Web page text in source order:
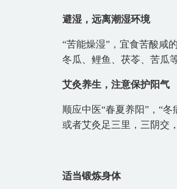
避湿，远离潮湿环境
“苦能燥湿”，宜食苦酸咸
冬瓜、鲤鱼、茯苓、苦瓜等
艾灸养生，注意保护阳气
顺应中医“春夏养阳”，“
或者艾灸足三里，三阴交
适当锻炼身体